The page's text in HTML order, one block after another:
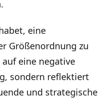
eine
Größenordnung zu
eine negative
sondern reflektiert
und strategische